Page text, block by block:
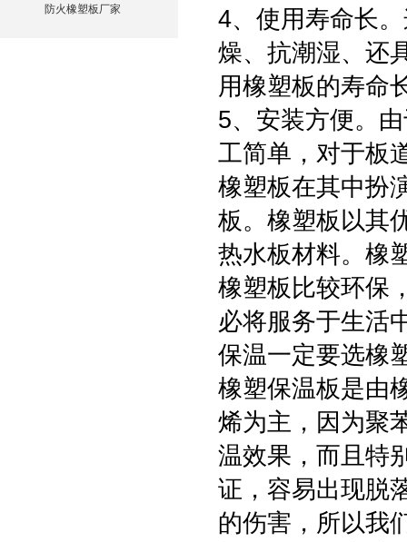
防火橡塑板厂家
4、使用寿命长
燥、抗潮湿、还
用橡塑板的寿命
5、安装方便。
工简单，对于板
橡塑板在其中扮
板。橡塑板以其
热水板材料。橡
橡塑板比较环保
必将服务于生活
保温一定要选橡
橡塑保温板是由
烯为主，因为聚
温效果，而且特
证，容易出现脱
的伤害，所以我